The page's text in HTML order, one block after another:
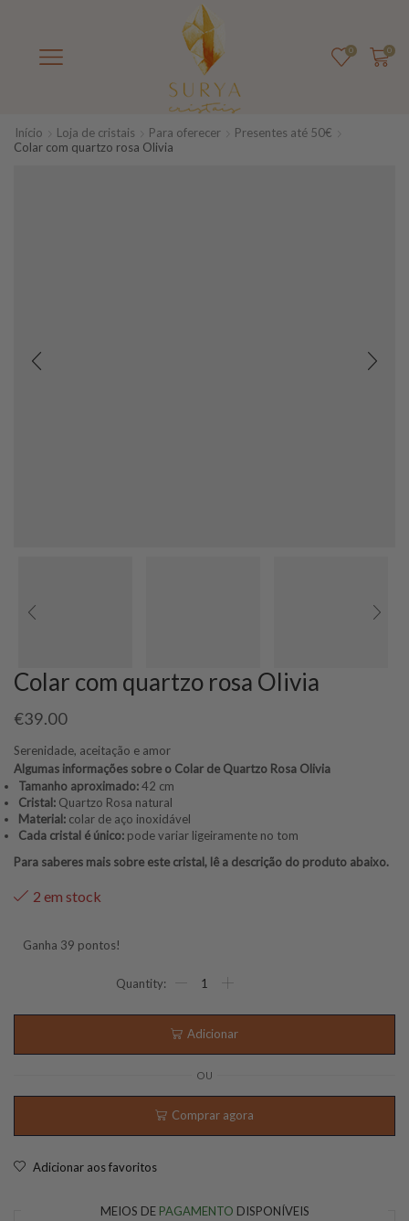
0 0
Início Loja de cristais Para oferecer
Presentes até 50€
Colar com quartzo rosa Olivia
Colar com quartzo rosa Olivia
€39.00
Serenidade, aceitação e amor
Algumas informações sobre o Colar de Quartzo Rosa Olivia
Tamanho aproximado:42 cm
Cristal: Quartzo Rosa natural
Material: colar de aço inoxidável
Cada cristal é único: pode variar ligeiramente no tom
Para saberes mais sobre este cristal, lê a descrição do produto abaixo.
2 em stock
Ganha 39 pontos!
Adicionar
OU
Comprar agora
Adicionar aos favoritos
MEIOS DE PAGAMENTO DISPONÍVEIS